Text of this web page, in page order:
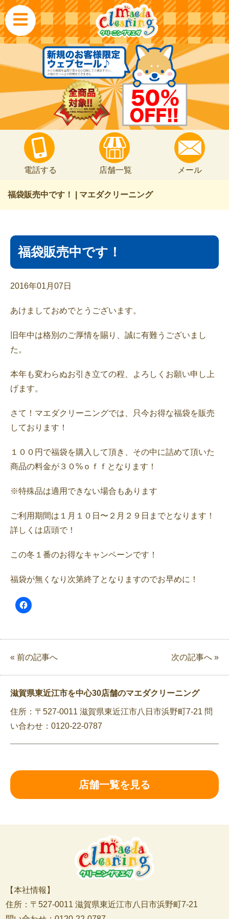
電話する 店舗一覧 メール
福袋販売中です！ | マエダクリーニング
福袋販売中です！
2016年01月07日
あけましておめでとうございます。
旧年中は格別のご厚情を賜り、誠に有難うございまし
た。
本年も変わらぬお引き立ての程、よろしくお願い申し上
げます。
さて！マエダクリーニングでは、只今お得な福袋を販売
しております！
１００円で福袋を購入して頂き、その中に詰めて頂いた
商品の料金が３０%ｏｆｆとなります！
※特殊品は適用できない場合もあります
ご利用期間は１月１０日〜２月２９日までとなります！
詳しくは店頭で！
この冬１番のお得なキャンペーンです！
福袋が無くなり次第終了となりますのでお早めに！
« 前の記事へ 次の記事へ »
滋賀県東近江市を中心30店舗のマエダクリーニング
住所：〒527-0011 滋賀県東近江市八日市浜野町7-21 問
い合わせ：0120-22-0787
店舗一覧を見る
【本社情報】
住所：〒527-0011 滋賀県東近江市八日市浜野町7-21